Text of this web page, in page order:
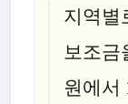
지역별
보조금
원에서